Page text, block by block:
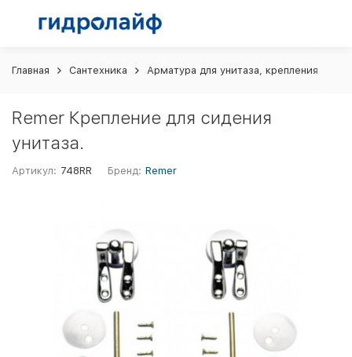
Главная Сантехника Арматура для унитаза, крепления
Remer Крепление для сидения
унитаза.
Артикул: 748RR Бренд: Remer